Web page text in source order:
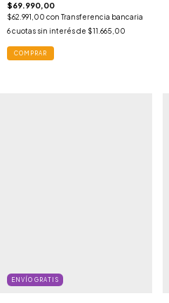
$69.990,00
$62.991,00 con Transferencia bancaria
6cuotas sin interés de $11.665,00
COMPRAR
ENVÍO GRATIS